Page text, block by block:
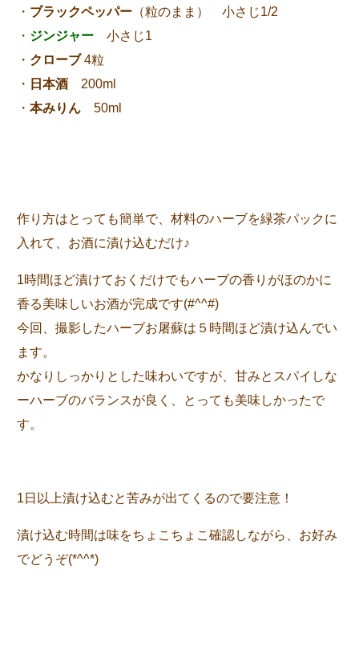
・ ブラックペッパー（粒のまま） 小さじ1/2
・ ジンジャー小さじ1
・ クローブ4粒
・ 日本酒200ml
・ 本みりん50ml
作り方はとっても簡単で、材料のハーブを緑茶パックに
入れて、お酒に漬け込むだけ♪
1時間ほど漬けておくだけでもハーブの香りがほのかに
香る美味しいお酒が完成です(#^^#)
今回、撮影したハーブお屠蘇は５時間ほど漬け込んでい
ます。
かなりしっかりとした味わいですが、甘みとスパイしな
ーハーブのバランスが良く、とっても美味しかったで
す。
1日以上漬け込むと苦みが出てくるので要注意！
漬け込む時間は味をちょこちょこ確認しながら、お好み
でどうぞ(*^^*)